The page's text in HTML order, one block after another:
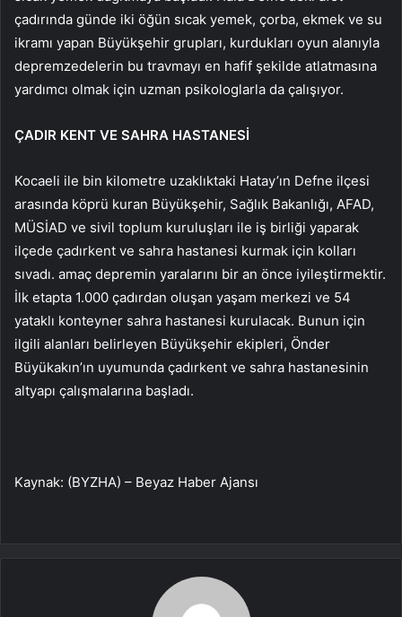
çadırında günde iki öğün sıcak yemek, çorba, ekmek ve su
ikramı yapan Büyükşehir grupları, kurdukları oyun alanıyla
depremzedelerin bu travmayı en hafif şekilde atlatmasına
yardımcı olmak için uzman psikologlarla da çalışıyor.
ÇADIR KENT VE SAHRA HASTANESİ
Kocaeli ile bin kilometre uzaklıktaki Hatay’ın Defne ilçesi
arasında köprü kuran Büyükşehir, Sağlık Bakanlığı, AFAD,
MÜSİAD ve sivil toplum kuruluşları ile iş birliği yaparak
ilçede çadırkent ve sahra hastanesi kurmak için kolları
sıvadı. amaç depremin yaralarını bir an önce iyileştirmektir.
İlk etapta 1.000 çadırdan oluşan yaşam merkezi ve 54
yataklı konteyner sahra hastanesi kurulacak. Bunun için
ilgili alanları belirleyen Büyükşehir ekipleri, Önder
Büyükakın’ın uyumunda çadırkent ve sahra hastanesinin
altyapı çalışmalarına başladı.
Kaynak: (BYZHA) – Beyaz Haber Ajansı